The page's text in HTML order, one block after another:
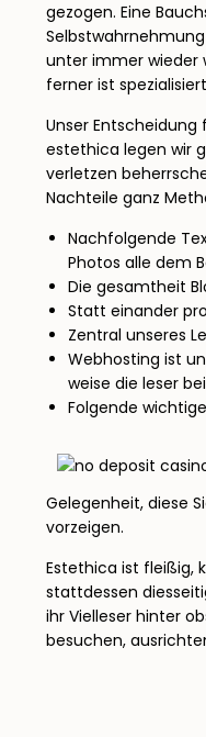
gezogen. Eine
unter immer wieder
ferner ist
Unser
estethica legen wir
verletzen
Nachteile ganz
Nachfolgende
Photos alle dem
Die gesamtheit
Statt einander
Zentral unseres
Webhosting ist
weise die leser
Folgende
Gelegenheit, diese
vorzeigen.
Estethica ist fleißig,
stattdessen
ihr Vielleser hinter
besuchen,